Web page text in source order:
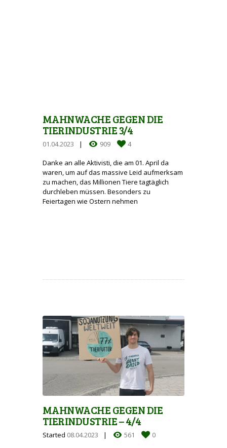
MAHNWACHE GEGEN DIE
TIERINDUSTRIE 3/4
01.04.2023 909 4
Danke an alle Aktivisti, die am 01. April da
waren, um auf das massive Leid aufmerksam
zu machen, das Millionen Tiere tagtäglich
durchleben müssen. Besonders zu
Feiertagen wie Ostern nehmen
MAHNWACHE GEGEN DIE
TIERINDUSTRIE – 4/4
Started 08.04.2023 561 0